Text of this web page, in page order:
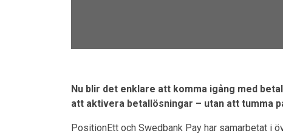
Nu blir det enklare att komma igång med
att aktivera betallösningar – utan att tumma
PositionEtt och Swedbank Pay har samarbetat i